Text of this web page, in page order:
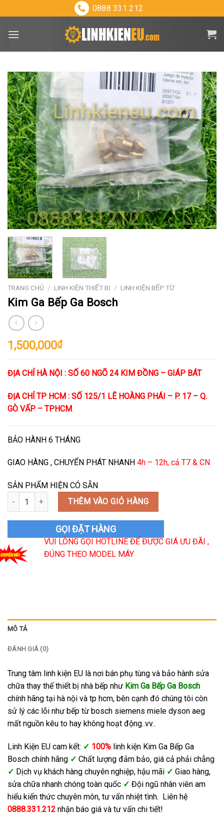
to
content
0888 331 212
TRANG CHỦ / LINH KIỆN THIẾT BỊ / LINH KIỆN BẾP TỪ
Kim Ga Bếp Ga Bosch
1,500,000₫
ĐỊA CHỈ HÀ NỘI : SỐ 60 NGÕ 24 KIM ĐỒNG – GIÁP BÁT
ĐỊA CHỈ TP HCM : SỐ 125/1 LÊ HOÀNG PHÁI – P. 17 – Q.
GÒ VẤP – TPHCM
BẢO HÀNH 6 THÁNG
GIAO HÀNG , CHUYỂN PHÁT NHANH 4h – 12h, cả T7 & CN
SẢN PHẨM HIỆN CÓ SẴN
Kim Ga Bếp Ga Bosch số lượngTHÊM VÀO GIỎ HÀNG
GỌI ĐẶT HÀNG
VUI LÒNG GỌI HOTLINE ĐỂ ĐƯỢC GIÁ ƯU ĐÃI ,
ĐÚNG THEO MODEL MÁY
MÔ TẢ
ĐÁNH GIÁ (0)
Trung tâm linh kiện EU là nơi bán phụ tùng và bảo hành sửa
chữa thay thế thiết bị nhà bếp như Kim Ga Bếp Ga Bosch
chính hãng tại hà nội và tp hcm, bên cạnh đó chúng tôi còn
sử lý các lỗi như bếp từ bosch siemens miele dyson aeg
mất nguồn kêu to hay không hoạt động..vv..
Linh Kiện EU cam kết: ✓ 100% linh kiện Kim Ga Bếp Ga
Bosch chính hãng ✓ Chất lượng đảm bảo, giá cả phải chẳng
✓ Dịch vụ khách hàng chuyên nghiệp, hậu mãi ✓ Giao hàng,
sửa chữa nhanh chóng toàn quốc ✓ Đội ngũ nhân viên am
hiểu kiến thức chuyên môn, tư vấn nhiệt tình. Liên hệ
0888.331.212 nhận báo giá và tư vấn chi tiết!